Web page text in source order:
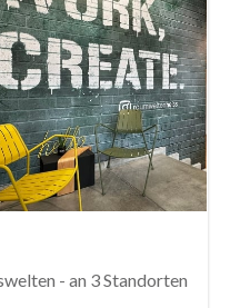
- an 3 Standorten